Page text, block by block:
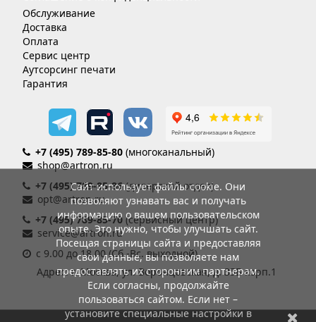
Обслуживание
Доставка
Оплата
Сервис центр
Аутсорсинг печати
Гарантия
+7 (495) 789-85-80 (многоканальный)
shop@artron.ru
+7 (495) 789-85-86(дилерский отдел)
opt@artron.ru
+7 (495) 789-85-70 (сервисный центр)
service@artron.ru
с 9.00 до 18.00 (Сб.-Вс. выходной)
Адрес: г. Москва, ул. Воронцовская, д. 35Б корп.1
Сайт использует файлы cookie. Они
позволяют узнавать вас и получать
информацию о вашем пользовательском
опыте. Это нужно, чтобы улучшать сайт.
Посещая страницы сайта и предоставляя
свои данные, вы позволяете нам
предоставлять их сторонним партнерам.
Если согласны, продолжайте
пользоваться сайтом. Если нет –
установите специальные настройки в